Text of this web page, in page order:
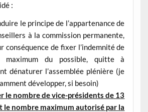
:
le principe de l’appartenance de
à la commission permanente,
conséquence de fixer l’indemnité de
maximum du possible, quitte à
dénaturer l’assemblée plénière (je
développer, si besoin)
le nombre de vice-présidents de 13
le nombre maximum autorisé par la